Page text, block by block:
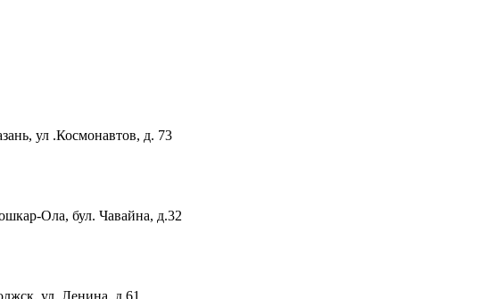
ул .Космонавтов, д. 73
Ола, бул. Чавайна, д.32
ул. Ленина, д.61